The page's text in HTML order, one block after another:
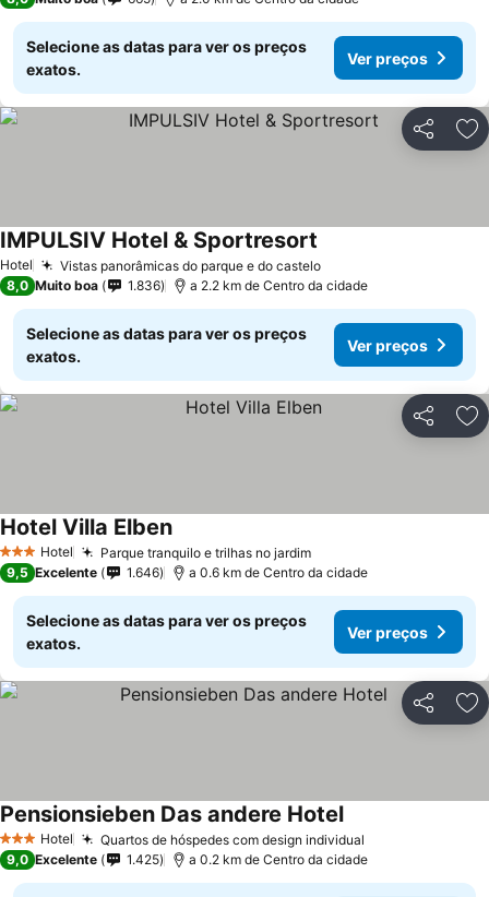
Selecione as datas para ver os preços
exatos.
Ver preços
Partilhar
Hotel Vistas panorâmicas do parque e do castelo
IMPULSIV Hotel & Sportresort
8,0 Muito boa 1.836 a 2.2 km de Centro da cidade
Selecione as datas para ver os preços
exatos.
Ver preços
Partilhar
3 EstrelasHotel Parque tranquilo e trilhas no jardim
Hotel Villa Elben
9,5 Excelente 1.646 a 0.6 km de Centro da cidade
Selecione as datas para ver os preços
exatos.
Ver preços
Partilhar
3 EstrelasHotel Quartos de hóspedes com design individual
Pensionsieben Das andere Hotel
9,0 Excelente 1.425 a 0.2 km de Centro da cidade